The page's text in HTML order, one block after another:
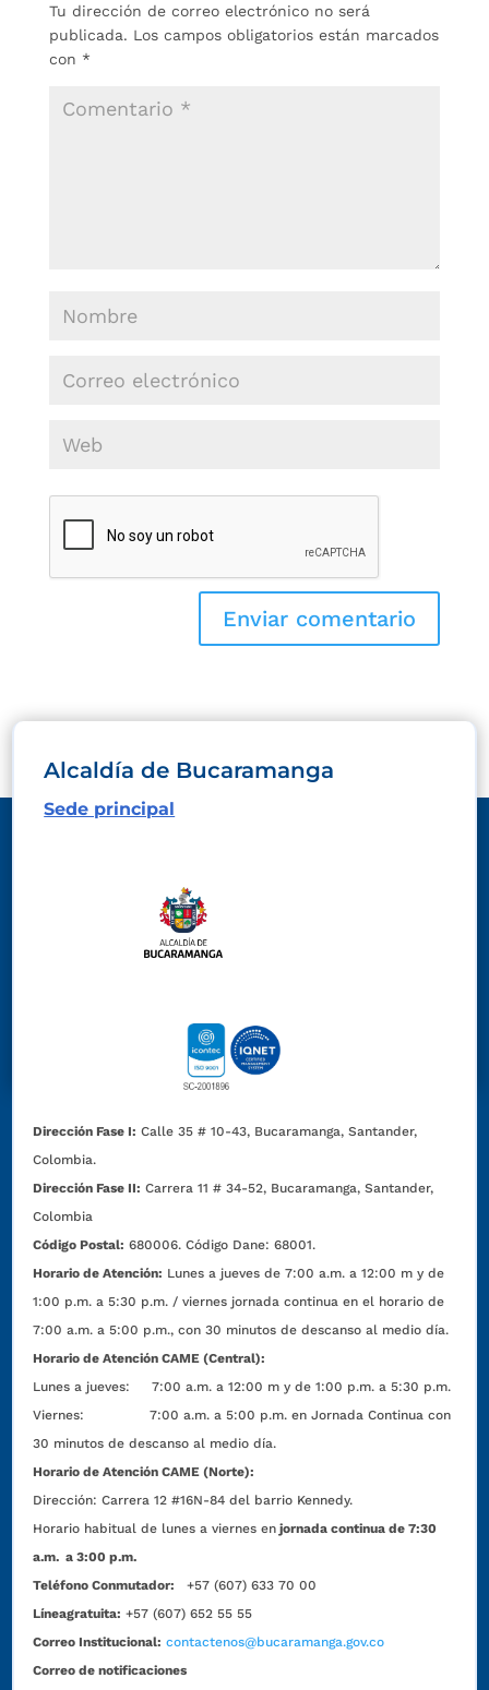
Tu dirección de correo electrónico no será
publicada. Los campos obligatorios están marcados
con *
Alcaldía de Bucaramanga
Sede principal
Dirección Fase I: Calle 35 # 10-43, Bucaramanga, Santander,
Colombia.
Dirección Fase II: Carrera 11 # 34-52, Bucaramanga, Santander,
Colombia
Código Postal: 680006. Código Dane: 68001.
Horario de Atención: Lunes a jueves de 7:00 a.m. a 12:00 m y de
1:00 p.m. a 5:30 p.m. / viernes jornada continua en el horario de
7:00 a.m. a 5:00 p.m., con 30 minutos de descanso al medio día.
Horario de Atención CAME (Central):
Lunes a jueves: 7:00 a.m. a 12:00 m y de 1:00 p.m. a 5:30 p.m.
Viernes: 7:00 a.m. a 5:00 p.m. en Jornada Continua con
30 minutos de descanso al medio día.
Horario de Atención CAME (Norte):
Dirección:Carrera 12 #16N-84 del barrio Kennedy.
Horario habitual de lunes a viernes en jornada continua de 7:30
a.m. a 3:00 p.m.
Teléfono Conmutador:
+57 (607) 633 70 00
Líneagratuita: +57 (607) 652 55 55
Correo Institucional: contactenos@bucaramanga.gov.co
Correo de notificaciones